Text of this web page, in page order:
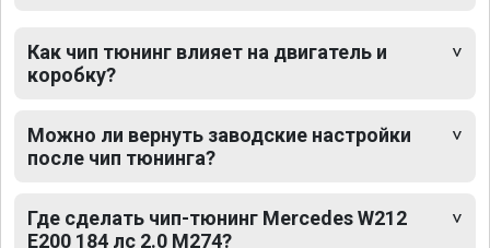
Как чип тюнинг влияет на двигатель и
коробку?
Можно ли вернуть заводские настройки
после чип тюнинга?
Где сделать чип-тюнинг Mercedes W212
E200 184 лс 2.0 M274?